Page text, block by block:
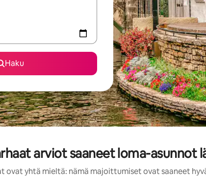
Haku
arviot saaneet loma-asunnot
ovat yhtä mieltä: nämä majoittumiset ovat saaneet